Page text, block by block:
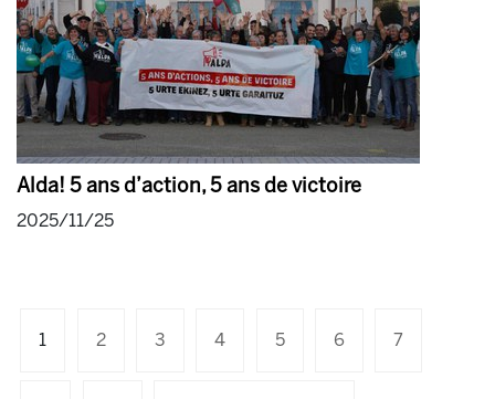
Alda! 5 ans d’action, 5 ans de victoire
2025/11/25
1 2 3 4 5 6 7